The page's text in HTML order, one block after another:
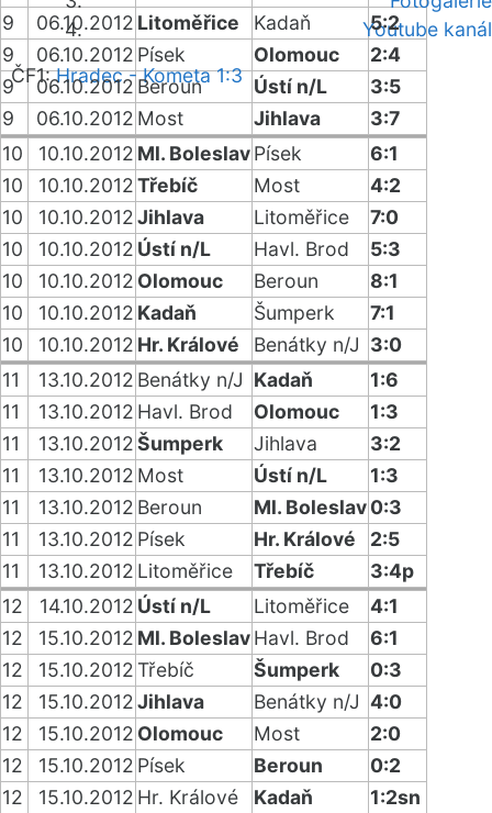
Youtube kanál
ČF1:Hradec - Kometa 1:3
9
06.10.2012 Litoměřice Kadaň
5:2
9
06.10.2012 Písek Olomouc
2:4
9
06.10.2012 Beroun Ústí n/L
3:5
9
06.10.2012 Most Jihlava
3:7
10
10.10.2012 Ml. BoleslavPísek
6:1
10
10.10.2012Třebíč Most
4:2
10
10.10.2012Jihlava Litoměřice
7:0
10
10.10.2012 Ústí n/L Havl. Brod
5:3
10
10.10.2012 Olomouc Beroun
8:1
10
10.10.2012 Kadaň Šumperk
7:1
10
10.10.2012 Hr. Králové Benátky n/J 3:0
11
13.10.2012 Benátky n/J Kadaň
1:6
11
13.10.2012 Havl. Brod Olomouc
1:3
11
13.10.2012Šumperk Jihlava
3:2
11
13.10.2012 Most Ústí n/L
1:3
11
13.10.2012 Beroun Ml. Boleslav0:3
11
13.10.2012 Písek Hr. Králové
2:5
11
13.10.2012 Litoměřice Třebíč
3:4p
12
14.10.2012 Ústí n/L Litoměřice
4:1
12
15.10.2012 Ml. BoleslavHavl. Brod
6:1
12
15.10.2012Třebíč Šumperk
0:3
12
15.10.2012Jihlava Benátky n/J 4:0
12
15.10.2012 Olomouc Most
2:0
12
15.10.2012 Písek Beroun
0:2
12
15.10.2012 Hr. Králové Kadaň 1:2sn